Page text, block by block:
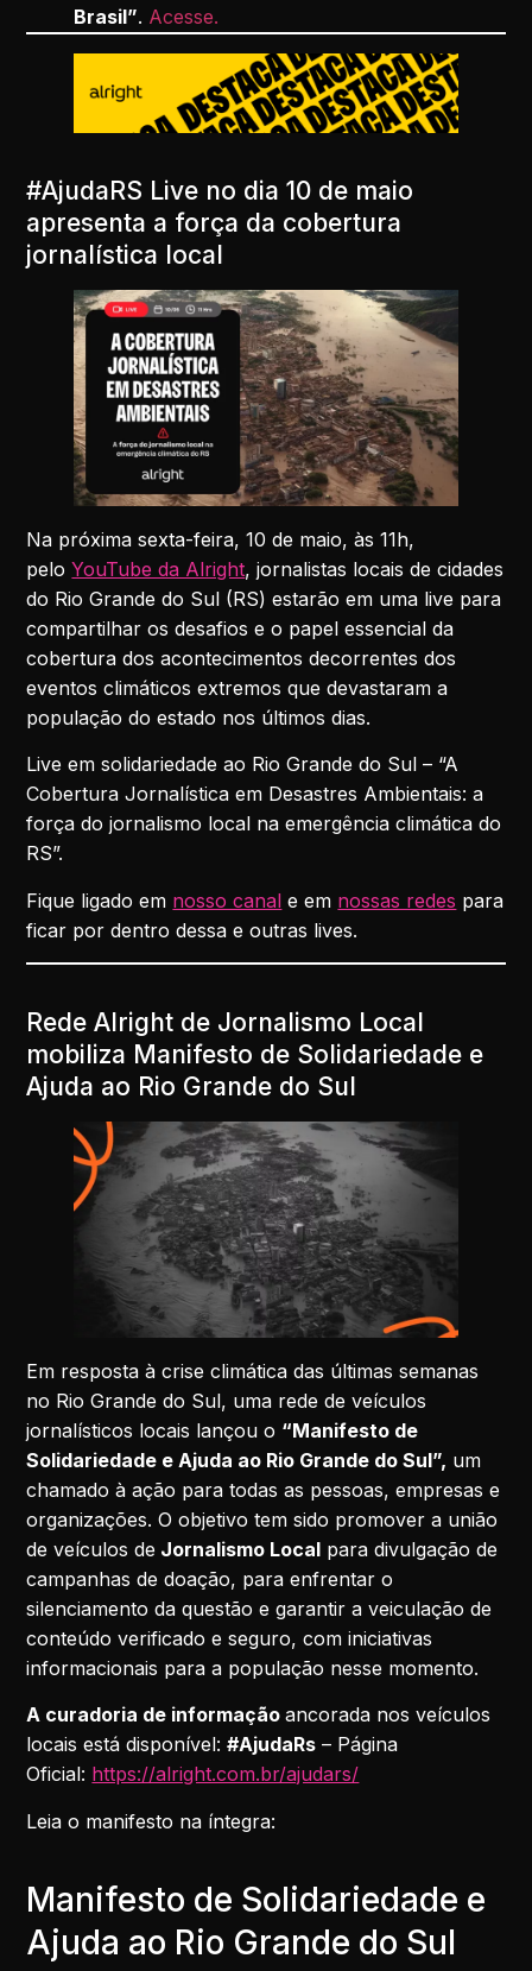
Brasil”. Acesse.
#AjudaRS Live no dia 10 de maio
apresenta a força da cobertura
jornalística local
Na próxima sexta-feira, 10 de maio, às 11h,
peloYouTube da Alright, jornalistas locais de cidades
do Rio Grande do Sul (RS) estarão em uma live para
compartilhar os desafios e o papel essencial da
cobertura dos acontecimentos decorrentes dos
eventos climáticos extremos que devastaram a
população do estado nos últimos dias.
Live em solidariedade ao Rio Grande do Sul – “A
Cobertura Jornalística em Desastres Ambientais: a
força do jornalismo local na emergência climática do
RS”.
Fique ligado em nosso canal e em nossas redes para
ficar por dentro dessa e outras lives.
Rede Alright de Jornalismo Local
mobiliza Manifesto de Solidariedade e
Ajuda ao Rio Grande do Sul
Em resposta à crise climática das últimas semanas
no Rio Grande do Sul, uma rede de veículos
jornalísticos locais lançou o “Manifesto de
Solidariedade e Ajuda ao Rio Grande do Sul”, um
chamado à ação para todas as pessoas, empresas e
organizações. O objetivo tem sido promover a união
de veículos de Jornalismo Local para divulgação de
campanhas de doação, para enfrentar o
silenciamento da questão e garantir a veiculação de
conteúdo verificado e seguro, com iniciativas
informacionais para a população nesse momento.
A curadoria de informaçãoancorada nos veículos
locais está disponível:#AjudaRs – Página
Oficial: https://alright.com.br/ajudars/
Leia o manifesto na íntegra:
Manifesto de Solidariedade e
Ajuda ao Rio Grande do Sul